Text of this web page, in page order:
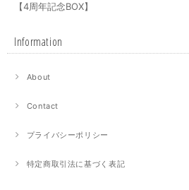
【4周年記念BOX】
Information
About
Contact
プライバシーポリシー
特定商取引法に基づく表記